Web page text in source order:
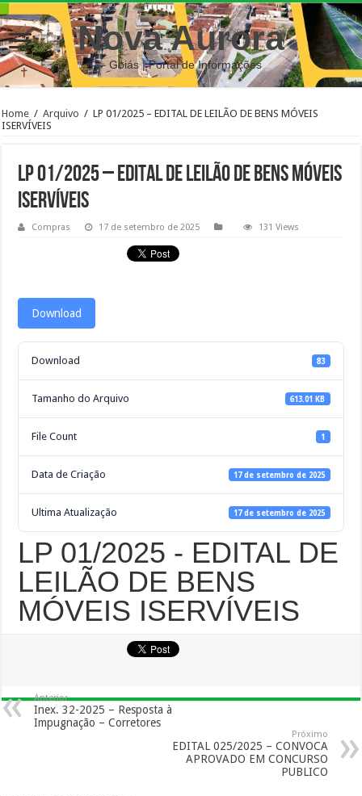
Nova Aurora
– Goiás | Portal de Informações
Home / Arquivo / LP 01/2025 – EDITAL DE LEILÃO DE BENS MÓVEIS
ISERVÍVEIS
LP 01/2025 – EDITAL DE LEILÃO DE BENS MÓVEIS
ISERVÍVEIS
Compras 17 de setembro de 2025 131 Views
Download
Download 83
Tamanho do Arquivo 613.01 KB
File Count 1
Data de Criação 17 de setembro de 2025
Ultima Atualização 17 de setembro de 2025
LP 01/2025 - EDITAL DE
LEILÃO DE BENS
MÓVEIS ISERVÍVEIS
Anterior
Inex. 32-2025 – Resposta à
Impugnação – Corretores
Próximo
EDITAL 025/2025 – CONVOCA
APROVADO EM CONCURSO
PUBLICO